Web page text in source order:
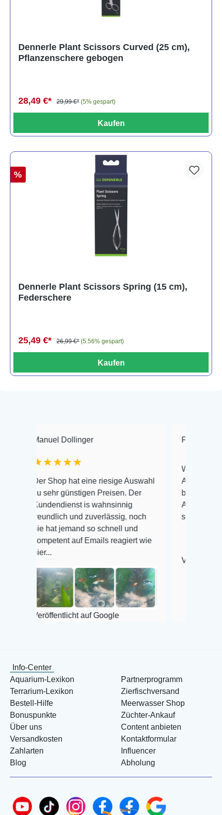
Dennerle Plant Scissors Curved (25 cm),
Pflanzenschere gebogen
28,49 €* 29,99 €* (5% gespart)
Kaufen
%
Dennerle Plant Scissors Spring (15 cm),
Federschere
25,49 €* 26,99 €* (5.56% gespart)
Kaufen
Dollinger
Shop hat eine riesige Auswahl
sehr günstigen Preisen. Der
is wahnsinnig
und zuverlässig, noch
hat jemand so schnell und
auf Emails reagiert wie
auf Google
Frank Hackmayer
Warenanlieferung
Auswahl plus
befinden der Fische
Alles ist quick
super Zustand.
Veröffentlicht auf
Info-Center
Aquarium-Lexikon
Terrarium-Lexikon
Bestell-Hilfe
Bonuspunkte
Über uns
Versandkosten
Zahlarten
Blog
Partnerprogramm
Zierfischversand
Meerwasser Shop
Züchter-Ankauf
Content anbieten
Kontaktformular
Influencer
Abholung